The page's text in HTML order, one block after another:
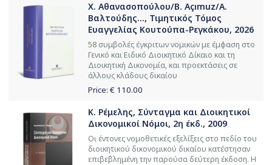
Χ. Αθανασοπούλου/B. Açımuz/Α.
Βαλτούδης..., Τιμητικός Τόμος
Ευαγγελίας Κουτούπα-Ρεγκάκου, 2026
58 συμβολές έγκριτων νομικών με έμφαση στο
Γενικό και Ειδικό Διοικητικό Δίκαιο και τη
Διοικητική Δικονομία, και προεκτάσεις σε
άλλους κλάδους δικαίου
Price: € 110.00
Κ. Ρέμελης, Σύνταγμα και Διοικητικοί
Δικονομικοί Νόμοι, 2η έκδ., 2009
Oι έντονες νομοθετικές εξελίξεις στο πεδίο του
διοικητικού δικονομικού δικαίου κατέστησαν
επιβεβλημένη την παρούσα δεύτερη έκδοση. Η